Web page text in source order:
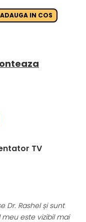
ADAUGA IN COS
TV
Rashel și sunt
este vizibil mai